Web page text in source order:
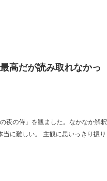
高だが読み取れなかっ
夜の侍」を観ました。なかなか解釈
に難しい。 主観に思いっきり振り